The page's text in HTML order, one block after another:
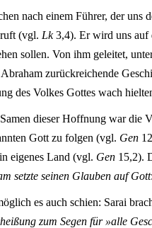
nach einem Führer, der uns
(vgl. Lk3,4). Er wird uns auf
sollen. Von ihm geleitet,
zurückreichende
des Volkes Gottes wach
dieser Hoffnung war die
Gott zu folgen (vgl. Gen
eigenes Land (vgl. Gen 15,2).
setzte seinen Glauben auf Gott
es auch schien: Sarai
zum Segen für »alle